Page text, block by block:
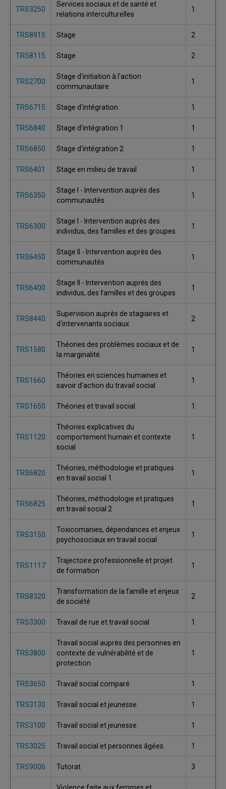
TRS3250
Services sociaux et de santé et
relations interculturelles
1
TRS8915 Stage 2
TRS8115 Stage 2
TRS2700
Stage d'initiation à l'action
communautaire
1
TRS6715 Stage d'intégration 1
TRS6840 Stage d'intégration 1 1
TRS6850 Stage d'intégration 2 1
TRS6401 Stage en milieu de travail 1
TRS6350
Stage I - Intervention auprès des
communautés
1
TRS6300
Stage I - Intervention auprès des
individus, des familles et des groupes
1
TRS6450
Stage II - Intervention auprès des
communautés
1
TRS6400
Stage II - Intervention auprès des
individus, des familles et des groupes
1
TRS8440
Supervision auprès de stagiaires et
d'intervenants sociaux
2
TRS1580
Théories des problèmes sociaux et de
la marginalité
1
TRS1660
Théories en sciences humaines et
savoir d'action du travail social
1
TRS1650 Théories et travail social 1
TRS1120
Théories explicatives du
comportement humain et contexte
social
1
TRS6820
Théories, méthodologie et pratiques
en travail social 1
1
TRS6825
Théories, méthodologie et pratiques
en travail social 2
1
TRS3150
Toxicomanies, dépendances et enjeux
psychosociaux en travail social
1
TRS1117
Trajectoire professionnelle et projet
de formation
1
TRS8320
Transformation de la famille et enjeux
de société
2
TRS3300 Travail de rue et travail social 1
TRS3800
Travail social auprès des personnes en
contexte de vulnérabilité et de
protection
1
TRS3650 Travail social comparé 1
TRS3130 Travail social et jeunesse 1
TRS3100 Travail social et jeunesse 1
TRS3025 Travail social et personnes âgées 1
TRS9006 Tutorat 3